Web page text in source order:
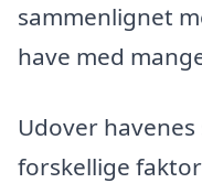
sammenlignet
have med
Udover
forskellige